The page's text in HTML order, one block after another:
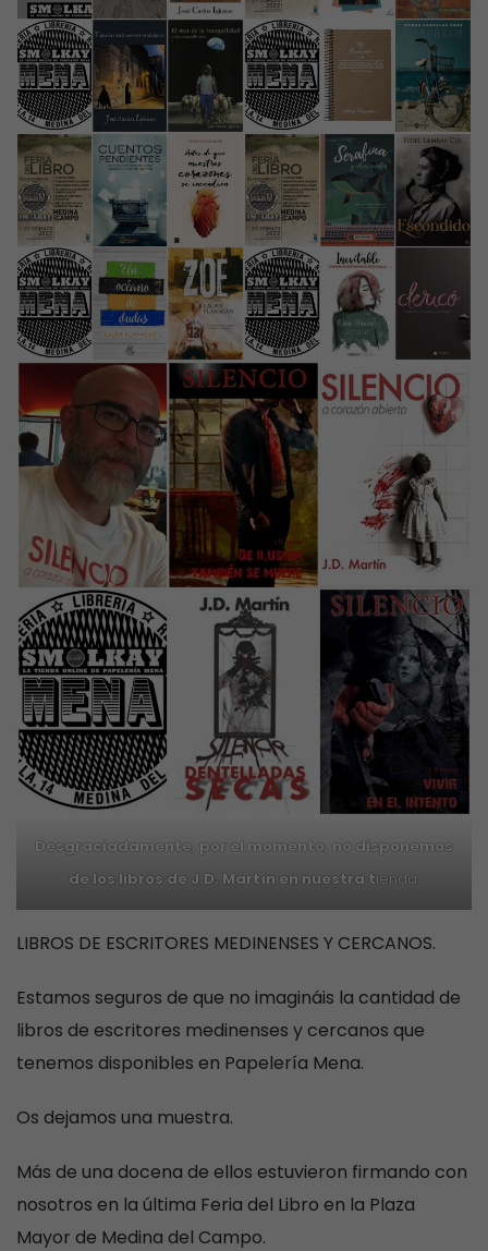
Desgraciadamente, por el momento, no disponemos
de los libros de J.D. Martín en nuestra tienda.
LIBROS DE ESCRITORES MEDINENSES Y CERCANOS.
Estamos seguros de que no imagináis la cantidad de
libros de escritores medinenses y cercanos que
tenemos disponibles en Papelería Mena.
Os dejamos una muestra.
Más de una docena de ellos estuvieron firmando con
nosotros en la última Feria del Libro en la Plaza
Mayor de Medina del Campo.